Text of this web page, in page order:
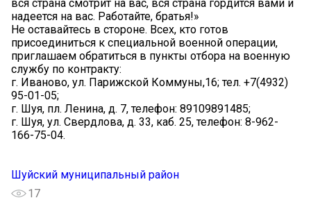
вся страна смотрит на вас, вся страна гордится вами и
надеется на вас. Работайте, братья!»
Не оставайтесь в стороне. Всех, кто готов
присоединиться к специальной военной операции,
приглашаем обратиться в пункты отбора на военную
службу по контракту:
г. Иваново, ул. Парижской Коммуны,16; тел. +7(4932)
95-01-05;
г. Шуя, пл. Ленина, д. 7, телефон: 89109891485;
г. Шуя, ул. Свердлова, д. 33, каб. 25, телефон: 8-962-
166-75-04.
Шуйский муниципальный район
17